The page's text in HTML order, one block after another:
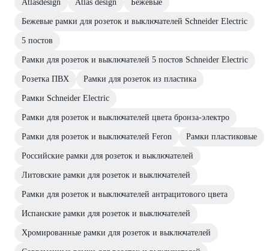
Atlasdesign Atlas design Бежевые
Бежевые рамки для розеток и выключателей Schneider Electric
5 постов
Рамки для розеток и выключателей 5 постов Schneider Electric
Розетка ПВХ Рамки для розеток из пластика
Рамки Schneider Electric
Рамки для розеток и выключателей цвета бронза-электро
Рамки для розеток и выключателей Feron Рамки пластиковые
Российские рамки для розеток и выключателей
Литовские рамки для розеток и выключателей
Рамки для розеток и выключателей антрацитового цвета
Испанские рамки для розеток и выключателей
Хромированные рамки для розеток и выключателей